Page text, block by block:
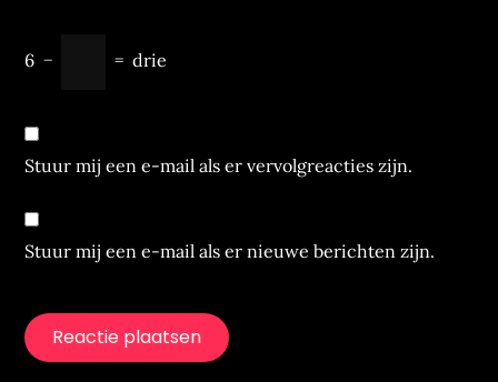
6 − = drie
Stuur mij een e-mail als er vervolgreacties zijn.
Stuur mij een e-mail als er nieuwe berichten zijn.